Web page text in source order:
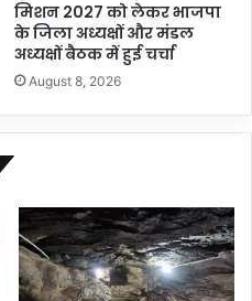
मिशन 2027 को लेकर भाजपा
के जिला अध्यक्षों और मंडल
अध्यक्षों बैठक में हुई चर्चा
August 8, 2026